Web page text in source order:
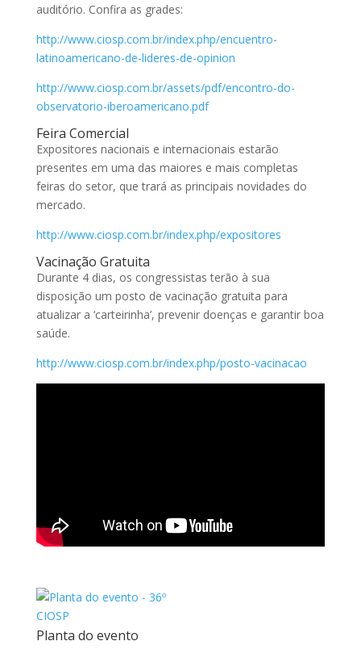
auditório. Confira as grades:
http://www.ciosp.com.br/index.php/encuentro-
latinoamericano-de-lideres-de-opinion
http://www.ciosp.com.br/assets/pdf/encontro-do-
observatorio-iberoamericano.pdf
Feira Comercial
Expositores nacionais e internacionais estarão
presentes em uma das maiores e mais completas
feiras do setor, que trará as principais novidades do
mercado.
http://www.ciosp.com.br/index.php/expositores
Vacinação Gratuita
Durante 4 dias, os congressistas terão à sua
disposição um posto de vacinação gratuita para
atualizar a ‘carteirinha’, prevenir doenças e garantir boa
saúde.
http://www.ciosp.com.br/index.php/posto-vacinacao
Planta do evento